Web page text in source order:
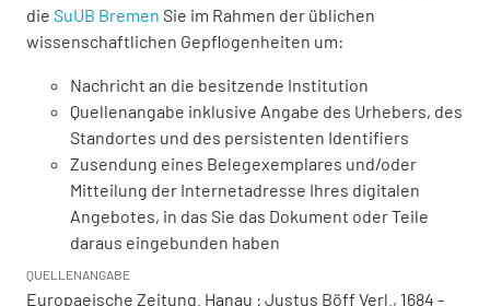
die SuUB Bremen Sie im Rahmen der üblichen
wissenschaftlichen Gepflogenheiten um:
Nachricht an die besitzende Institution
Quellenangabe inklusive Angabe des Urhebers, des
Standortes und des persistenten Identifiers
Zusendung eines Belegexemplares und/oder
Mitteilung der Internetadresse Ihres digitalen
Angebotes, in das Sie das Dokument oder Teile
daraus eingebunden haben
QUELLENANGABE
Europaeische Zeitung. Hanau : Justus Böff Verl., 1684 -